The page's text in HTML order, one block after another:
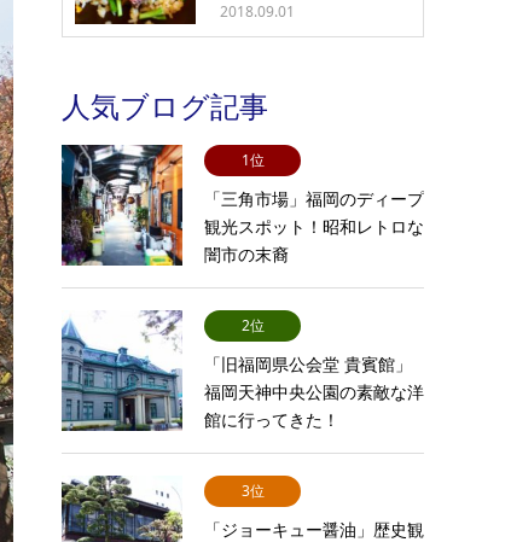
2018.09.01
人気ブログ記事
1位
「三角市場」福岡のディープ
観光スポット！昭和レトロな
闇市の末裔
2位
「旧福岡県公会堂 貴賓館」
福岡天神中央公園の素敵な洋
館に行ってきた！
3位
「ジョーキュー醤油」歴史観